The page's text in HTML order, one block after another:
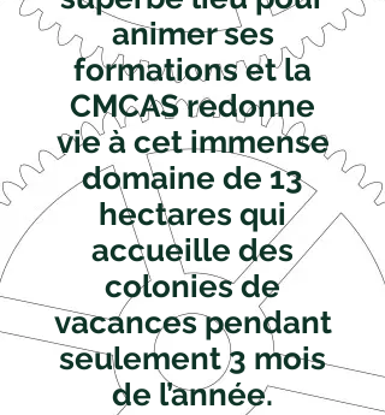
animer ses
formations et la
CMCAS redonne
vie à cet immense
domaine de 13
hectares qui
accueille des
colonies de
vacances pendant
seulement 3 mois
de l’année.